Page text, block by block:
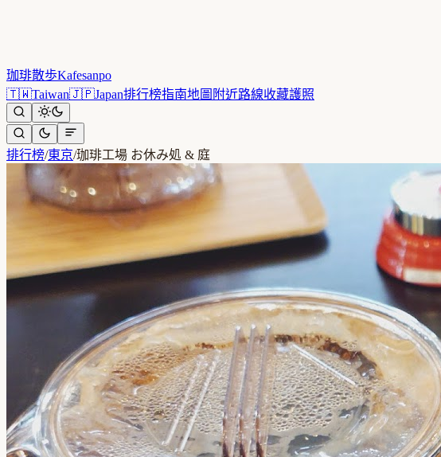
珈琲散歩Kafesanpo
🇹🇼Taiwan🇯🇵Japan排行榜指南地圖 附近路線收藏護照
排行榜/東京/珈琲工場 お休み処 & 庭